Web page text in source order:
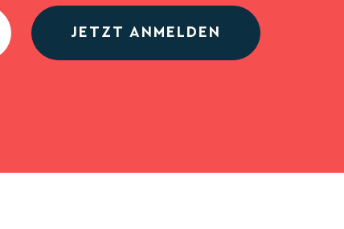
JETZT ANMELDEN